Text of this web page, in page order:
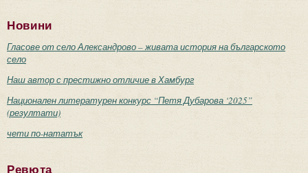
Новини
Гласове от село Александрово – живата история на българското
село
Наш автор с престижно отличие в Хамбург
Национален литературен конкурс “Петя Дубарова ‘2025”
(резултати)
чети по-нататък
Ревюта